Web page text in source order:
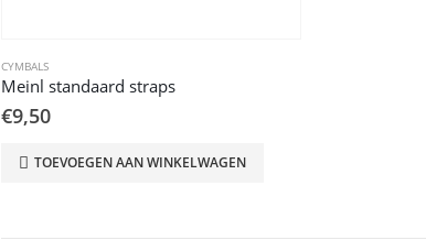
CYMBALS
Meinl standaard straps
€9,50
TOEVOEGEN AAN WINKELWAGEN